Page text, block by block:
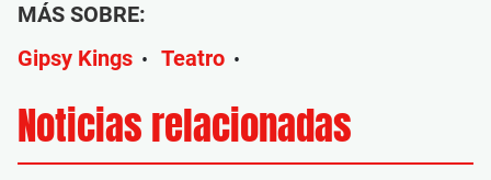
MÁS SOBRE:
Gipsy Kings • Teatro •
Noticias relacionadas